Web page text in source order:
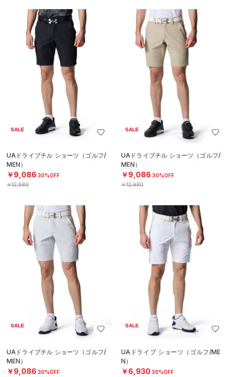
SALE
UAドライブチル ショーツ（ゴルフ/
MEN）
￥9,086 30%OFF
￥12,980
SALE
UAドライブチル ショーツ（ゴルフ/
MEN）
￥9,086 30%OFF
￥12,980
SALE
UAドライブチル ショーツ（ゴルフ/
MEN）
￥9,086 30%OFF
SALE
UAドライブ ショーツ（ゴルフ/ME
N）
￥6,930 30%OFF